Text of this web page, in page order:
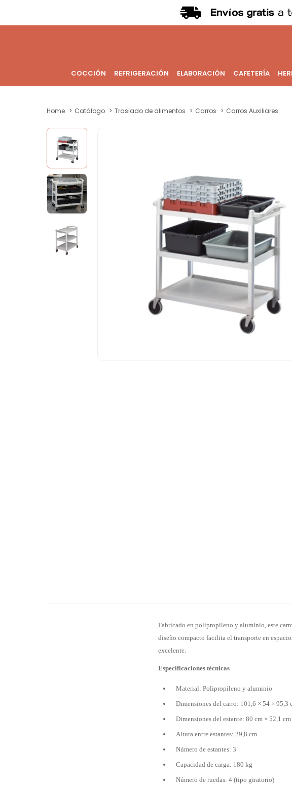
COCCIÓN REFRIGERACIÓN ELABORACIÓN CAFETERÍA
Home Catálogo Traslado de alimentos Carros Carros Auxiliares
Fabricado en polipropileno y aluminio, este
diseño compacto facilita el transporte en
excelente.
Especificaciones técnicas
Material: Polipropileno y aluminio
Dimensiones del carro: 101,6 × 54 × 95,3
Dimensiones del estante: 80 cm × 52,1 cm
Altura entre estantes: 29,8 cm
Número de estantes: 3
Capacidad de carga: 180 kg
Número de ruedas: 4 (tipo giratorio)